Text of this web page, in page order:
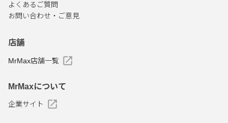
よくあるご質問
お問い合わせ・ご意見
店舗
MrMax店舗一覧
MrMaxについて
企業サイト